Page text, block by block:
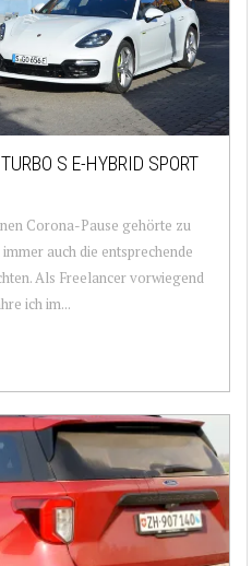
S E-HYBRID SPORT
Corona-Pause gehörte zu
auch die entsprechende
Als Freelancer vorwiegend
ich im...